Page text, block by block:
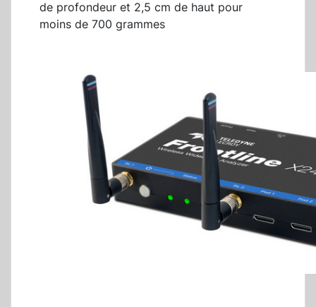
de profondeur et 2,5 cm de haut pour
moins de 700 grammes